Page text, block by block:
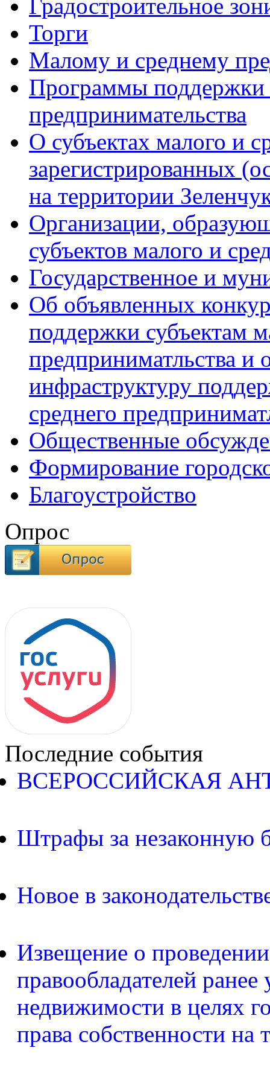
Градостроительное
Торги
Малому и среднему
Программы поддержки
предпринимательства
О субъектах малого и
зарегистрированных
на территории
Организации,
субъектов малого и
Государственное и
Об объявленных
поддержки субъектам
предприниматльства
инфраструктуру
среднего
Общественные
Формирование
Благоустройство
Опрос
Последние события
ВСЕРОССИЙСКАЯ
Штрафы за незаконную
Новое в
Извещение о
правообладателей
недвижимости в целях
права собственности